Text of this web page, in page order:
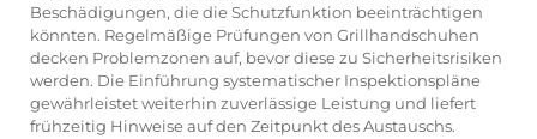
Beschädigungen, die die Schutzfunktion beeinträchtigen
könnten. Regelmäßige Prüfungen von Grillhandschuhen
decken Problemzonen auf, bevor diese zu Sicherheitsrisiken
werden. Die Einführung systematischer Inspektionspläne
gewährleistet weiterhin zuverlässige Leistung und liefert
frühzeitig Hinweise auf den Zeitpunkt des Austauschs.